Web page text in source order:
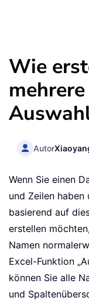
Wie
Autor
Wenn Sie einen
und Zeilen haben
basierend auf
erstellen
Namen
Excel-Funktion
können Sie alle
und